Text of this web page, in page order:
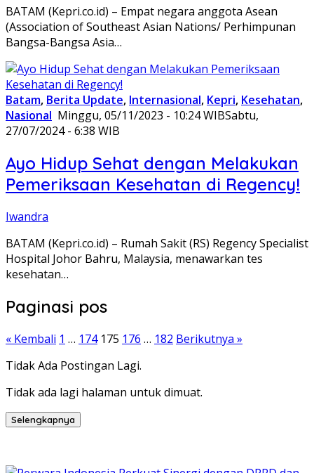
BATAM (Kepri.co.id) – Empat negara anggota Asean
(Association of Southeast Asian Nations/ Perhimpunan
Bangsa-Bangsa Asia…
Batam, Berita Update, Internasional, Kepri, Kesehatan,
Nasional Minggu, 05/11/2023 - 10:24 WIBSabtu,
27/07/2024 - 6:38 WIB
Ayo Hidup Sehat dengan Melakukan
Pemeriksaan Kesehatan di Regency!
Iwandra
BATAM (Kepri.co.id) – Rumah Sakit (RS) Regency Specialist
Hospital Johor Bahru, Malaysia, menawarkan tes
kesehatan…
Paginasi pos
« Kembali 1 … 174 175 176 … 182 Berikutnya »
Tidak Ada Postingan Lagi.
Tidak ada lagi halaman untuk dimuat.
Selengkapnya